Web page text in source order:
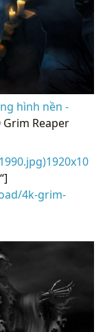
hình nền -
Grim Reaper
4k-grim-